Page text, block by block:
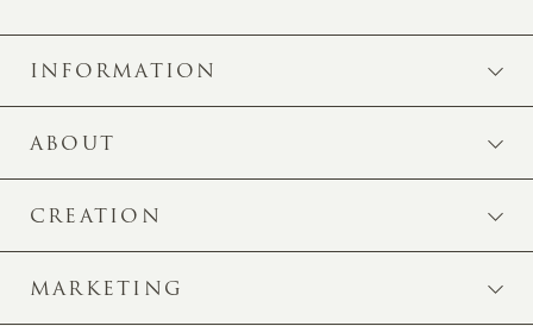
INFORMATION
ABOUT
CREATION
MARKETING